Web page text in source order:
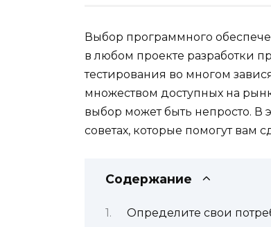
Выбор программного
в любом проекте разработки
тестирования во многом
множеством доступных на
выбор может быть непросто. В
советах, которые помогут вам
Содержание
Определите свои